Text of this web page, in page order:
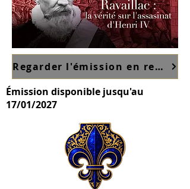
Regarder l'émission en replay sur France TV ici
Émission disponible jusqu'au
17/01/2027